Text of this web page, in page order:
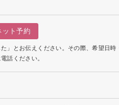
ット予約
」とお伝えください。その際、希望日
話ください。